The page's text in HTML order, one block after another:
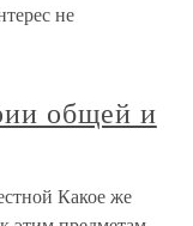
не
общей и
Какое же